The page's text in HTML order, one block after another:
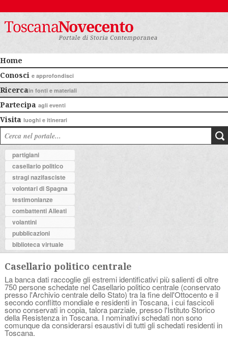
Home
Conosci e approfondisci
Ricercain fonti e materiali
Partecipa agli eventi
Visita luoghi e itinerari
partigiani
casellario politico
stragi nazifasciste
volontari di Spagna
testimonianze
combattenti Alleati
volantini
pubblicazioni
biblioteca virtuale
Casellario politico centrale
La banca dati raccoglie gli estremi identificativi più salienti di oltre
750 persone schedate nel Casellario politico centrale (conservato
presso l'Archivio centrale dello Stato) tra la fine dell'Ottocento e il
secondo conflitto mondiale e residenti in Toscana, i cui fascicoli
sono conservati in copia, talora parziale, presso l'Istituto Storico
della Resistenza in Toscana. I nominativi schedati non sono
comunque da considerarsi esaustivi di tutti gli schedati residenti in
Toscana.